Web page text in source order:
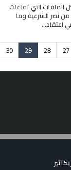
الملفات التي تفاعلت
نصر الشرعية وما
اعتقاد...
27
28
29
30